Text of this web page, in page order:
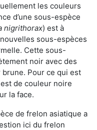
les couleurs
d’une sous-espèce
nigrithorax) est à
sous-espèces
Cette sous-
noir avec des
Pour ce qui est
de couleur noire
la face.
de frelon asiatique a
ici du frelon